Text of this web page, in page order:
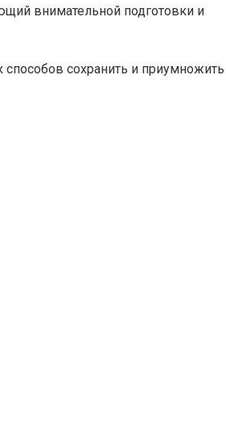
внимательной подготовки и
сохранить и приумножить